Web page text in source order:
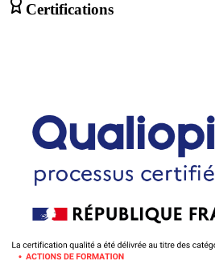
Certifications